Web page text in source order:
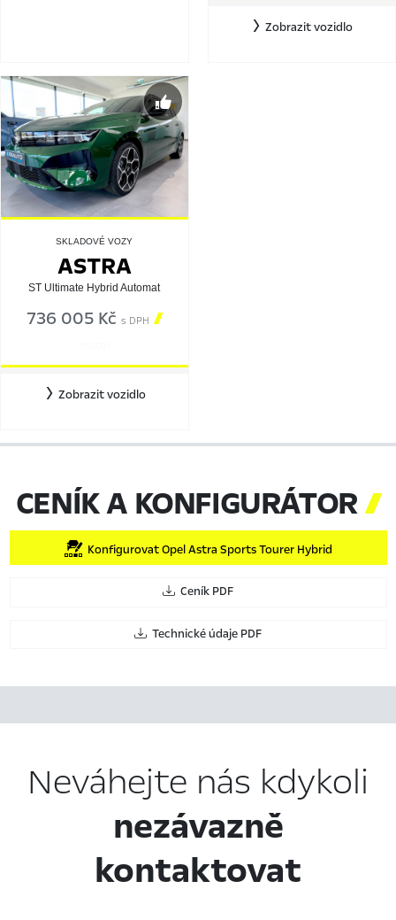
Zobrazit vozidlo
SKLADOVÉ VOZY
ASTRA
ST Ultimate Hybrid Automat
736 005 Kč s DPH 
Zobrazit vozidlo
CENÍK A KONFIGURÁTOR
Konfigurovat Opel Astra Sports Tourer Hybrid
Ceník PDF
Technické údaje PDF
Neváhejte nás kdykoli
nezávazně
kontaktovat